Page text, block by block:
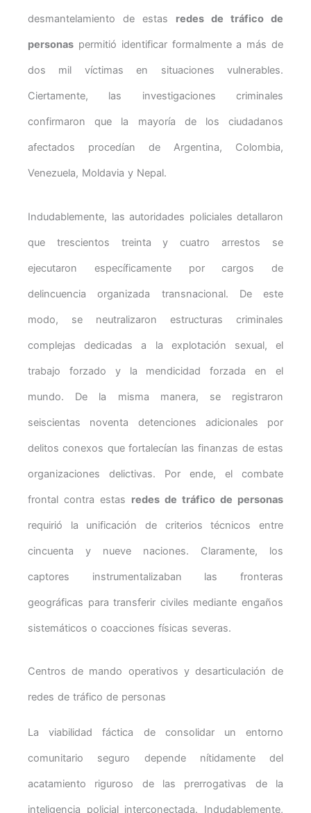
desmantelamiento de estas redes de tráfico de
personas permitió identificar formalmente a más de
dos mil víctimas en situaciones vulnerables.
Ciertamente, las investigaciones criminales
confirmaron que la mayoría de los ciudadanos
afectados procedían de Argentina, Colombia,
Venezuela, Moldavia y Nepal.
Indudablemente, las autoridades policiales detallaron
que trescientos treinta y cuatro arrestos se
ejecutaron específicamente por cargos de
delincuencia organizada transnacional. De este
modo, se neutralizaron estructuras criminales
complejas dedicadas a la explotación sexual, el
trabajo forzado y la mendicidad forzada en el
mundo. De la misma manera, se registraron
seiscientas noventa detenciones adicionales por
delitos conexos que fortalecían las finanzas de estas
organizaciones delictivas. Por ende, el combate
frontal contra estas redes de tráfico de personas
requirió la unificación de criterios técnicos entre
cincuenta y nueve naciones. Claramente, los
captores instrumentalizaban las fronteras
geográficas para transferir civiles mediante engaños
sistemáticos o coacciones físicas severas.
Centros de mando operativos y desarticulación de
redes de tráfico de personas
La viabilidad fáctica de consolidar un entorno
comunitario seguro depende nítidamente del
acatamiento riguroso de las prerrogativas de la
inteligencia policial interconectada. Indudablemente,